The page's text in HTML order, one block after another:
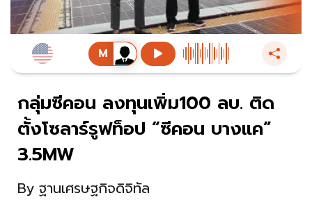
กลุ่มซีคอน ลงทุนเพิ่ม100 ลบ. ติด
ตั้งโซลาร์รูฟท็อป “ซีคอน บางแค”
3.5MW
By ฐานเศรษฐกิจดิจิทัล